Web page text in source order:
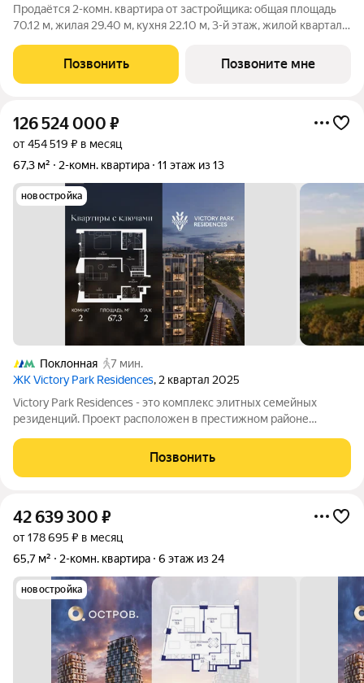
Продаётся 2-комн. квартира от застройщика: общая площадь
70.12 м, жилая 29.40 м, кухня 22.10 м, 3-й этаж, жилой квартал
года. 2 совмещенных санузла. Остров.14 ЧАСТЬ ПРОЕКТА
«ОСТРОВ», В 10
Позвонить Позвоните мне
126 524 000 ₽
от 454 519 ₽ в месяц
67,3 м²
2-комн. квартира 11 этаж из 13
новостройка
Поклонная
7 мин.
ЖК Victory Park Residences, 2 квартал 2025
Victory Park Residences - это комплекс элитных семейных
резиденций. Проект расположен в престижном районе
горы и Кутузовского проспекта. Комплекс состоит из восьми
элегантных корпусов, их облик
Позвонить
42 639 300 ₽
от 178 695 ₽ в месяц
65,7 м²
2-комн. квартира 6 этаж из 24
новостройка